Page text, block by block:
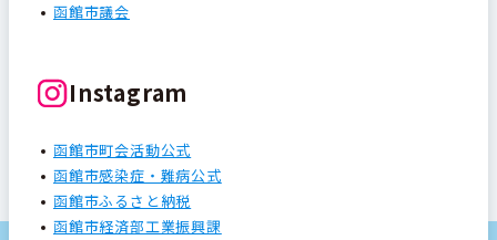
函館市議会
Instagram
函館市町会活動公式
函館市感染症・難病公式
函館市ふるさと納税
函館市経済部工業振興課